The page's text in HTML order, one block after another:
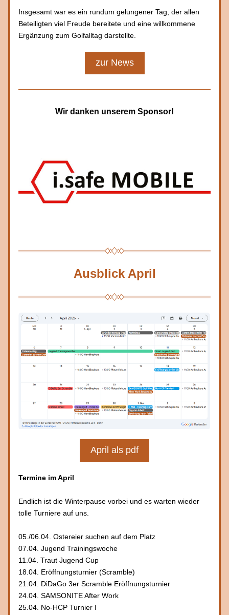
Insgesamt war es ein rundum gelungener Tag, der allen
Beteiligten viel Freude bereitete und eine willkommene
Ergänzung zum Golfalltag darstellte.
zur News
Wir danken unserem Sponsor!
Ausblick April
April als pdf
Termine im April
Endlich ist die Winterpause vorbei und es warten wieder
tolle Turniere auf uns.
05./06.04. Ostereier suchen auf dem Platz
07.04. Jugend Trainingswoche
11.04. Traut Jugend Cup
18.04. Eröffnungsturnier (Scramble)
21.04. DiDaGo 3er Scramble Eröffnungsturnier
24.04. SAMSONITE After Work
25.04. No-HCP Turnier I